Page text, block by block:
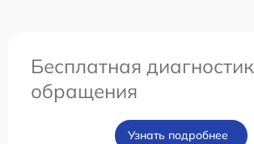
Бесплатная
обращения
Узнать подробнее